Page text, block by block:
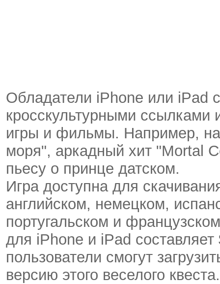
Обладатели iPhone или iPad
кросскультурными ссылками
игры и фильмы. Например, на
моря", аркадный хит "Mortal
пьесу о принце датском.
Игра доступна для
английском, немецком,
португальском и
для iPhone и iPad
пользователи смогут
версию этого веселого квеста.